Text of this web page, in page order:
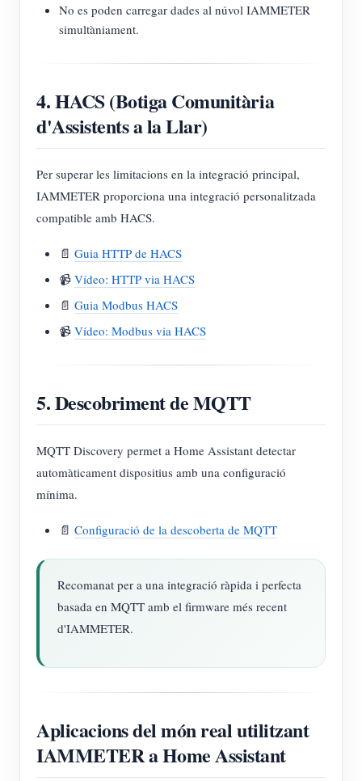
No es poden carregar dades al núvol IAMMETER
simultàniament.
4. HACS (Botiga Comunitària
d'Assistents a la Llar)
Per superar les limitacions en la integració principal,
IAMMETER proporciona una integració personalitzada
compatible amb HACS.
📄 Guia HTTP de HACS
📹 Vídeo: HTTP via HACS
📄 Guia Modbus HACS
📹 Vídeo: Modbus via HACS
5. Descobriment de MQTT
MQTT Discovery permet a Home Assistant detectar
automàticament dispositius amb una configuració
mínima.
📄 Configuració de la descoberta de MQTT
Recomanat per a una integració ràpida i perfecta
basada en MQTT amb el firmware més recent
d'IAMMETER.
Aplicacions del món real utilitzant
IAMMETER a Home Assistant